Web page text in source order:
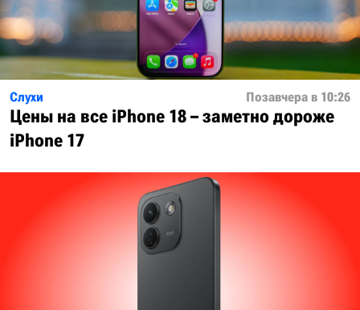
Слухи Позавчера в 10:26
Цены на все iPhone 18 – заметно дороже
iPhone 17